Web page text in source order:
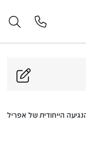
הייחודית של אפריל